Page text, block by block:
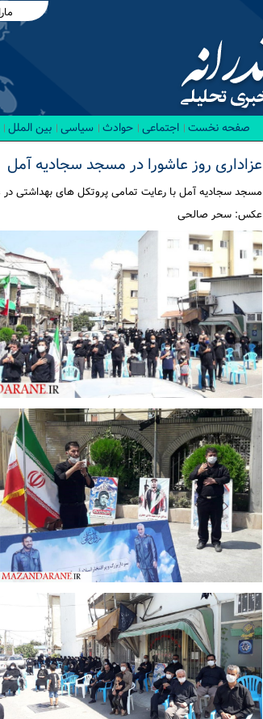
صفحه نخست اجتماعی حوادث سیاسی بین الملل
عزاداری روز عاشورا در مسجد سجادیه آمل
مسجد سجادیه آمل با رعایت تمامی پروتکل های بهداشتی در
عکس: سحر صالحی